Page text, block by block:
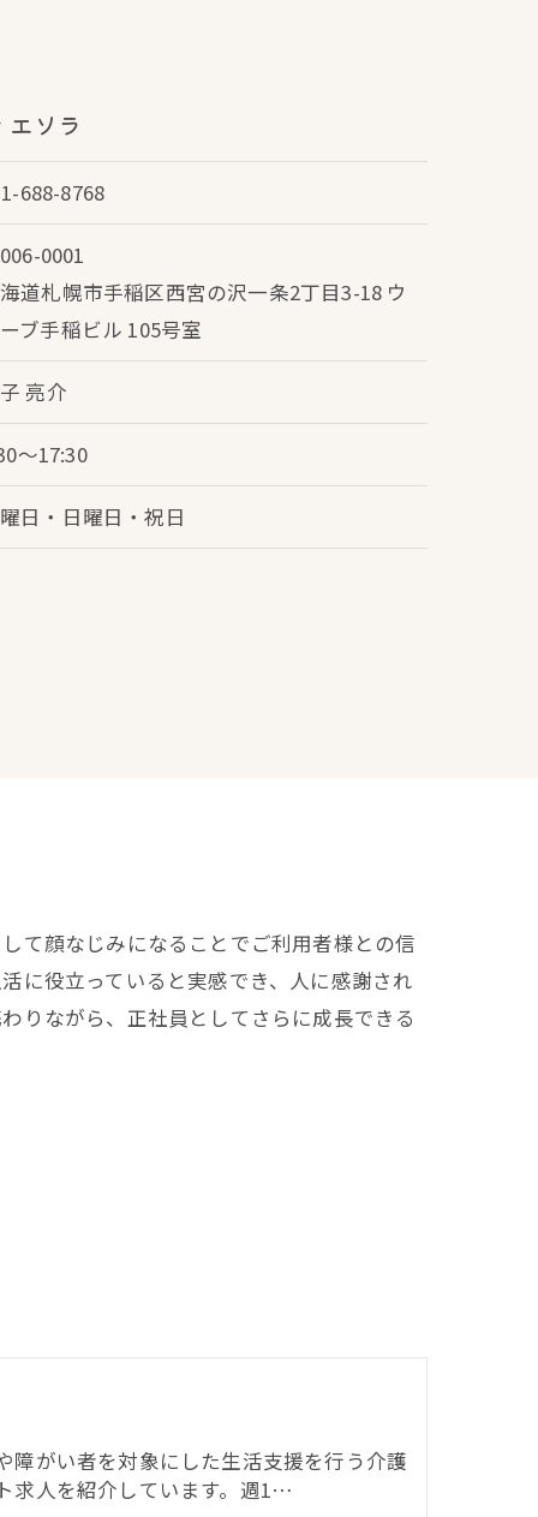
ソラ
688-8768
0001
道札幌市手稲区西宮の沢一条2丁目3-18 ウ
ブ手稲ビル 105号室
亮介
～17:30
日・日曜日・祝日
て顔なじみになることでご利用者様との信
に役立っていると実感でき、人に感謝され
りながら、正社員としてさらに成長できる
障がい者を対象にした生活支援を行う介護
求人を紹介しています。週1…